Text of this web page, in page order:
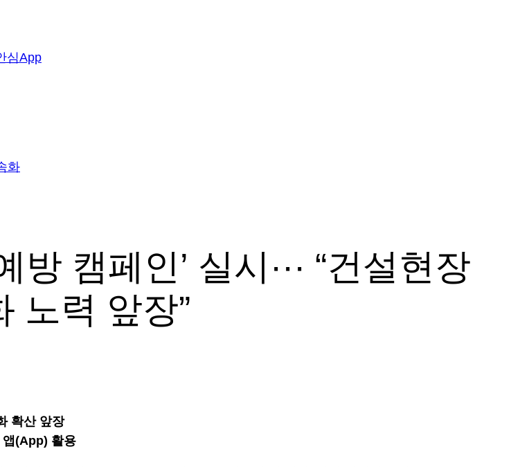
심App
화
캠페인’ 실시··· “건설현장
노력 앞장”
확산 앞장
앱(App) 활용